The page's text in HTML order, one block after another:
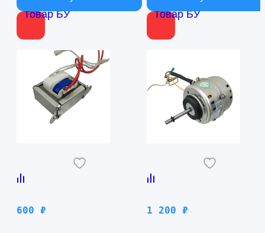
Товар БУ Товар БУ
600 ₽ 1 200 ₽